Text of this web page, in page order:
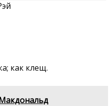
как клещ.